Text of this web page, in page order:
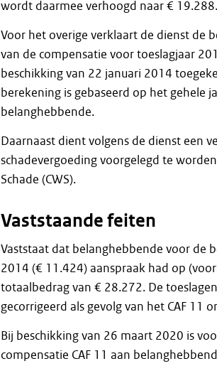
wordt daarmee verhoogd naar € 19.288.
Voor het overige verklaart de dienst de
van de compensatie voor toeslagjaar
beschikking van 22 januari 2014
berekening is gebaseerd op het gehele
belanghebbende.
Daarnaast dient volgens de dienst een
schadevergoeding voorgelegd te
Schade (CWS).
Vaststaande feiten
Vaststaat dat belanghebbende voor de
2014 (€ 11.424) aanspraak had op
totaalbedrag van € 28.272. De
gecorrigeerd als gevolg van het CAF 11
Bij beschikking van 26 maart 2020 is
compensatie CAF 11 aan